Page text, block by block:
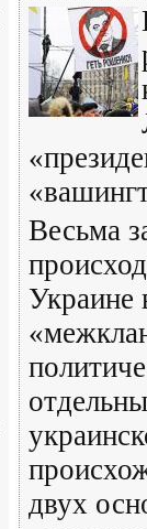
Весьма
Украине
двух